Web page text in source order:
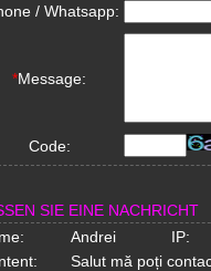
/ Whatsapp:
*Message:
Code:
SIE EINE NACHRICHT
Andrei
IP:
Salut mă poți